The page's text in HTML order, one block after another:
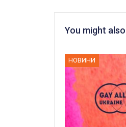
You might
НОВИНИ